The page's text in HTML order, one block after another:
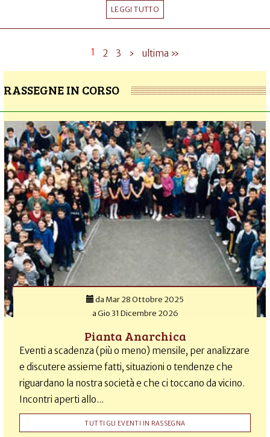
LEGGI TUTTO
1 2 3 › ultima »
RASSEGNE IN CORSO
da Mar 28 Ottobre 2025
aGio 31 Dicembre 2026
Pianta Anarchica
Eventi a scadenza (più o meno) mensile, per analizzare
e discutere assieme fatti, situazioni o tendenze che
riguardano la nostra società e che ci toccano da vicino.
Incontri aperti allo...
TUTTI GLI EVENTI IN RASSEGNA